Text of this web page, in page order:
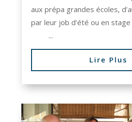
aux prépa grandes écoles,
par leur job d’été ou en
...
Lire Plus